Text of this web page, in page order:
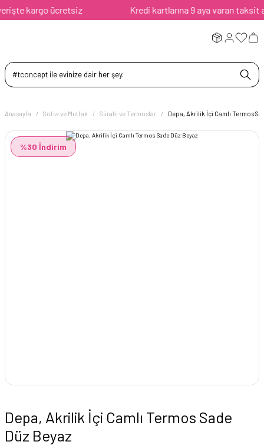
kargo ücretsiz Kredi kartlarına 9 aya varan taksit
Anasayfa Sofra ve Mutfak Sürahi ve Termoslar Depa, Akrilik İçi Camlı Termos
%30 İndirim
Depa, Akrilik İçi Camlı Termos Sade
Düz Beyaz